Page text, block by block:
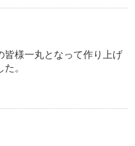
皆様一丸となって作り上げ
。